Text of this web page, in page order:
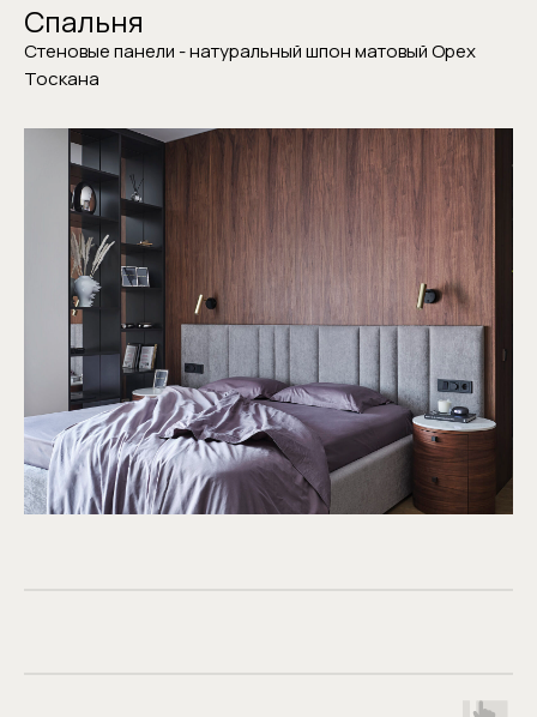
Спальня
Стеновые панели - натуральный шпон матовый Орех
Тоскана
Запишитесь
на консультацию
или отправьте проект
Наша команда сделает расчёт
и проконсультирует вас по любым вопросам
Я соглашаюсь сполитикой обработки
персональных данныхи даюсогласие на
обработку персональных данных